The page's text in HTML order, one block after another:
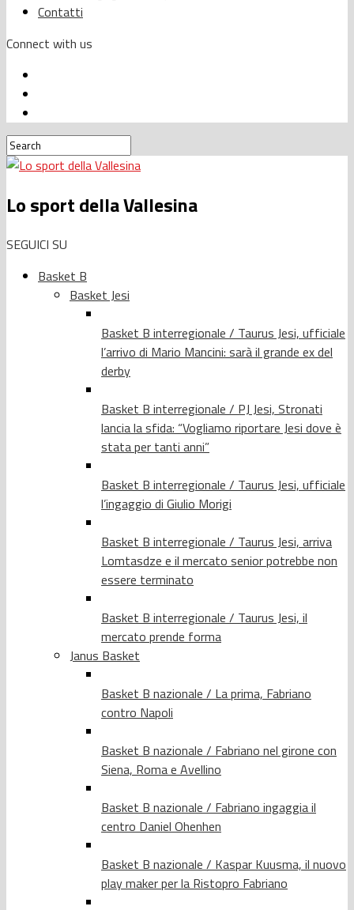
Contatti
Connect with us
Lo sport della Vallesina
SEGUICI SU
Basket B
Basket Jesi
Basket B interregionale / Taurus Jesi, ufficiale
l’arrivo di Mario Mancini: sarà il grande ex del
derby
Basket B interregionale / PJ Jesi, Stronati
lancia la sfida: “Vogliamo riportare Jesi dove è
stata per tanti anni”
Basket B interregionale / Taurus Jesi, ufficiale
l’ingaggio di Giulio Morigi
Basket B interregionale / Taurus Jesi, arriva
Lomtasdze e il mercato senior potrebbe non
essere terminato
Basket B interregionale / Taurus Jesi, il
mercato prende forma
Janus Basket
Basket B nazionale / La prima, Fabriano
contro Napoli
Basket B nazionale / Fabriano nel girone con
Siena, Roma e Avellino
Basket B nazionale / Fabriano ingaggia il
centro Daniel Ohenhen
Basket B nazionale / Kaspar Kuusma, il nuovo
play maker per la Ristopro Fabriano